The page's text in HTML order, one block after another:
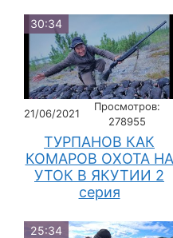
30:34
21/06/2021
Просмотров:
278955
ТУРПАНОВ КАК
КОМАРОВ ОХОТА НА
УТОК В ЯКУТИИ 2
серия
25:34